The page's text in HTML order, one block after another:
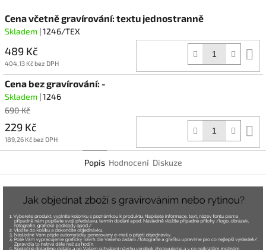
Cena včetně gravírování: textu jednostranně
Skladem | 1246/TEX
489 Kč
404,13 Kč bez DPH
Cena bez gravírování: -
Skladem | 1246
690 Kč
229 Kč
189,26 Kč bez DPH
Popis Hodnocení Diskuze